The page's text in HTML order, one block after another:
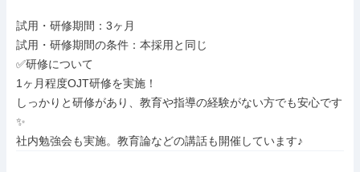
試用・研修期間：3ヶ月
試用・研修期間の条件：本採用と同じ
✅研修について
1ヶ月程度OJT研修を実施！
しっかりと研修があり、教育や指導の経験がない方でも安心です
✨